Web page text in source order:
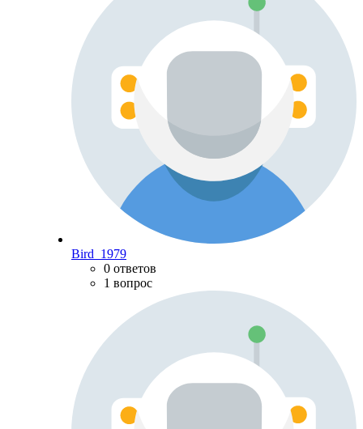
Bird_1979
0 ответов
1 вопрос